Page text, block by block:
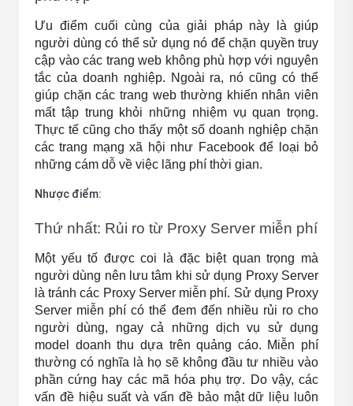
Ưu điểm cuối cùng của giải pháp này là giúp
người dùng có thể sử dụng nó để chặn quyền truy
cập vào các trang web không phù hợp với nguyên
tắc của doanh nghiệp. Ngoài ra, nó cũng có thể
giúp chặn các trang web thường khiến nhân viên
mất tập trung khỏi những nhiệm vụ quan trọng.
Thực tế cũng cho thấy một số doanh nghiệp chặn
các trang mạng xã hội như Facebook để loại bỏ
những cám dỗ về việc lãng phí thời gian.
Nhược điểm:
Thứ nhất: Rủi ro từ Proxy Server miễn phí
Một yếu tố được coi là đặc biệt quan trọng mà
người dùng nên lưu tâm khi sử dụng Proxy Server
là tránh các Proxy Server miễn phí. Sử dụng Proxy
Server miễn phí có thể đem đến nhiều rủi ro cho
người dùng, ngay cả những dịch vụ sử dụng
model doanh thu dựa trên quảng cáo. Miễn phí
thường có nghĩa là họ sẽ không đầu tư nhiều vào
phần cứng hay các mã hóa phụ trợ. Do vậy, các
vấn đề hiệu suất và vấn đề bảo mật dữ liệu luôn